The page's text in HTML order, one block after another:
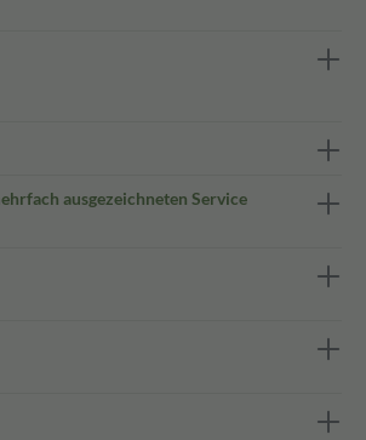
ausgezeichneten Service